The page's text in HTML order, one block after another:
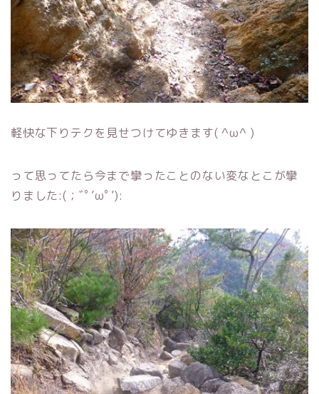
軽快な下りテクを見せつけてゆきます( ^ω^ )
って思ってたら今まで攣ったことのない変なとこが攣
りました:(；ﾞﾟ’ωﾟ’):